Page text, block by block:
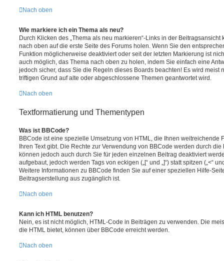
Nach oben
Wie markiere ich ein Thema als neu?
Durch Klicken des „Thema als neu markieren“-Links in der
nach oben auf die erste Seite des Forums holen. Wenn Sie den
Funktion möglicherweise deaktiviert oder seit der letzten Markierung ist
auch möglich, das Thema nach oben zu holen, indem Sie einfach eine
jedoch sicher, dass Sie die Regeln dieses Boards beachten! Es wird meist
triftigen Grund auf alte oder abgeschlossene Themen geantwortet wird.
Nach oben
Textformatierung und Thementypen
Was ist BBCode?
BBCode ist eine spezielle Umsetzung von HTML, die Ihnen weitreichende
Ihren Text gibt. Die Rechte zur Verwendung von BBCode werden durch
können jedoch auch durch Sie für jeden einzelnen Beitrag deaktiviert
aufgebaut, jedoch werden Tags von eckigen („[“ und „]“) statt spitzen („<“
Weitere Informationen zu BBCode finden Sie auf einer speziellen Hilfe-
Beitragserstellung aus zugänglich ist.
Nach oben
Kann ich HTML benutzen?
Nein, es ist nicht möglich, HTML-Code in Beiträgen zu verwenden. Die
die HTML bietet, können über BBCode erreicht werden.
Nach oben